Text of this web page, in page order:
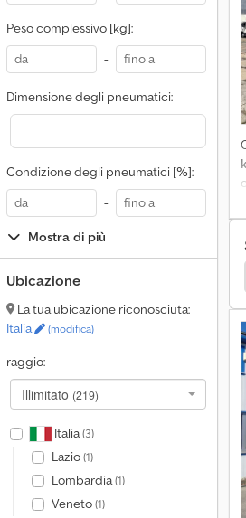
Peso complessivo [kg]:
-
Dimensione degli pneumatici:
Condizione degli pneumatici [%]:
-
Mostra di più
Ubicazione
La tua ubicazione riconosciuta:
Italia
(modifica)
raggio:
Illimitato (219)
Italia(3)
Lazio(1)
Lombardia(1)
Veneto(1)